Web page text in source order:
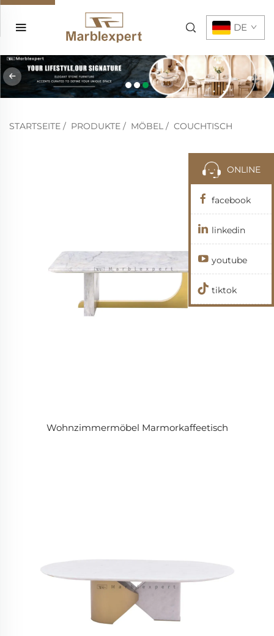
DE
STARTSEITE / PRODUKTE / MÖBEL / COUCHTISCH
Wohnzimmermöbel Marmorkaffeetisch
ONLINE
facebook
linkedin
youtube
tiktok